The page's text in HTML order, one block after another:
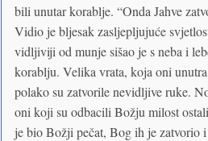
bili unutar korablje. “Onda Jahve
Vidio je bljesak zasljepljujuće
vidljiviji od munje sišao je s neba i
korablju. Velika vrata, koja oni
polako su zatvorile nevidljive ruke.
oni koji su odbacili Božju milost
je bio Božji pečat, Bog ih je zatvorio